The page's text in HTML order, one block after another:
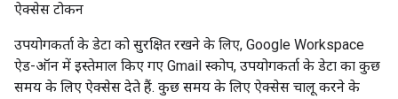
ऐक्सेस टोकन
उपयोगकर्ता के डेटा को सुरक्षित रखने के लिए, Google Workspace
ऐड-ऑन में इस्तेमाल किए गए Gmail स्कोप, उपयोगकर्ता के डेटा का कुछ
समय के लिए ऐक्सेस देते हैं. कुछ समय के लिए ऐक्सेस चालू करने के